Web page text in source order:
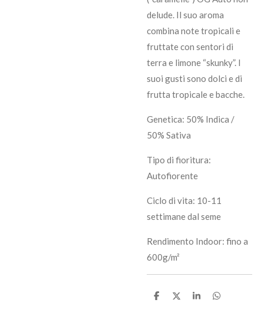
delude. Il suo aroma
combina note tropicali e
fruttate con sentori di
terra e limone “skunky”. I
suoi gusti sono dolci e di
frutta tropicale e bacche.
Genetica: 50% Indica /
50% Sativa
Tipo di fioritura:
Autofiorente
Ciclo di vita: 10-11
settimane dal seme
Rendimento Indoor: fino a
600g/m²
C
C
C
C